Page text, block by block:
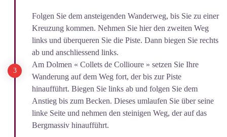
Folgen Sie dem ansteigenden Wanderweg, bis Sie zu einer
Kreuzung kommen. Nehmen Sie hier den zweiten Weg
links und überqueren Sie die Piste. Dann biegen Sie rechts
ab und anschliessend links.
Am Dolmen « Collets de Collioure » setzen Sie Ihre
Wanderung auf dem Weg fort, der bis zur Piste
hinaufführt. Biegen Sie links ab und folgen Sie dem
Anstieg bis zum Becken. Dieses umlaufen Sie über seine
linke Seite und nehmen den steinigen Weg, der auf das
Bergmassiv hinaufführt.